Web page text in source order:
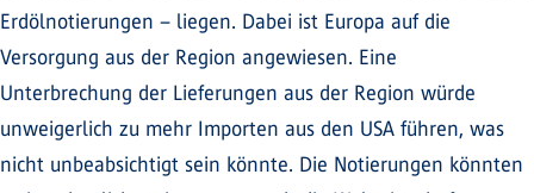
Erdölnotierungen – liegen. Dabei ist Europa auf die
Versorgung aus der Region angewiesen. Eine
Unterbrechung der Lieferungen aus der Region würde
unweigerlich zu mehr Importen aus den USA führen, was
nicht unbeabsichtigt sein könnte. Die Notierungen könnten